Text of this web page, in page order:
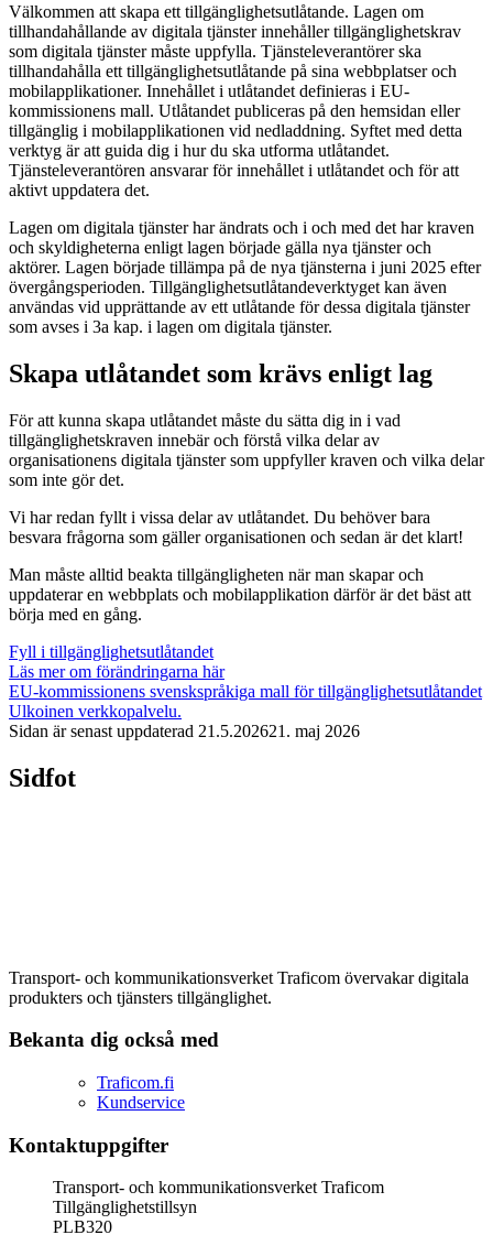
Välkommen att skapa ett tillgänglighetsutlåtande. Lagen om
tillhandahållande av digitala tjänster innehåller tillgänglighetskrav
som digitala tjänster måste uppfylla. Tjänsteleverantörer ska
tillhandahålla ett tillgänglighetsutlåtande på sina webbplatser och
mobilapplikationer. Innehållet i utlåtandet definieras i EU-
kommissionens mall. Utlåtandet publiceras på den hemsidan eller
tillgänglig i mobilapplikationen vid nedladdning. Syftet med detta
verktyg är att guida dig i hur du ska utforma utlåtandet.
Tjänsteleverantören ansvarar för innehållet i utlåtandet och för att
aktivt uppdatera det.
Lagen om digitala tjänster har ändrats och i och med det har kraven
och skyldigheterna enligt lagen började gälla nya tjänster och
aktörer. Lagen började tillämpa på de nya tjänsterna i juni 2025 efter
övergångsperioden. Tillgänglighetsutlåtandeverktyget kan även
användas vid upprättande av ett utlåtande för dessa digitala tjänster
som avses i 3a kap. i lagen om digitala tjänster.
Skapa utlåtandet som krävs enligt lag
För att kunna skapa utlåtandet måste du sätta dig in i vad
tillgänglighetskraven innebär och förstå vilka delar av
organisationens digitala tjänster som uppfyller kraven och vilka delar
som inte gör det.
Vi har redan fyllt i vissa delar av utlåtandet. Du behöver bara
besvara frågorna som gäller organisationen och sedan är det klart!
Man måste alltid beakta tillgängligheten när man skapar och
uppdaterar en webbplats och mobilapplikation därför är det bäst att
börja med en gång.
Fyll i tillgänglighetsutlåtandet
Läs mer om förändringarna här
EU-kommissionens svenskspråkiga mall för tillgänglighetsutlåtandet
Ulkoinen verkkopalvelu.
Sidan är senast uppdaterad 21.5.202621. maj 2026
Sidfot
Transport- och kommunikationsverket Traficom övervakar digitala
produkters och tjänsters tillgänglighet.
Bekanta dig också med
Traficom.fi
Kundservice
Kontaktuppgifter
Transport- och kommunikationsverket Traficom
Tillgänglighetstillsyn
PLB320